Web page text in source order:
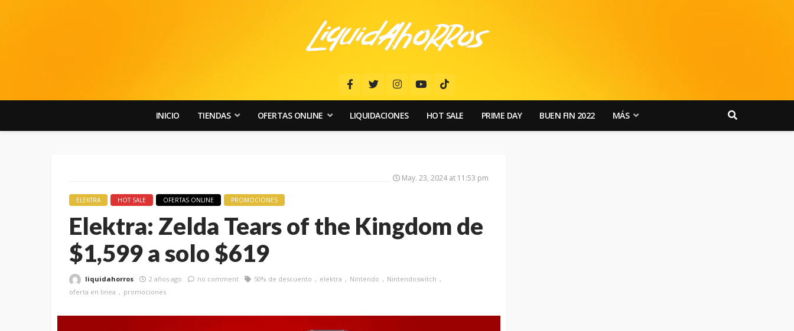
INICIO TIENDAS OFERTAS ONLINE LIQUIDACIONES HOT SALE PRIME DAY BUEN FIN 2022 MÁS
May. 23, 2024 at 11:53 pm
ELEKTRA HOT SALE OFERTAS ONLINE PROMOCIONES
Elektra: Zelda Tears of the Kingdom de
$1,599 a solo $619
liquidahorros 2 años ago no comment 50% de descuento elektra Nintendo
Nintendoswitch
oferta en linea
promociones